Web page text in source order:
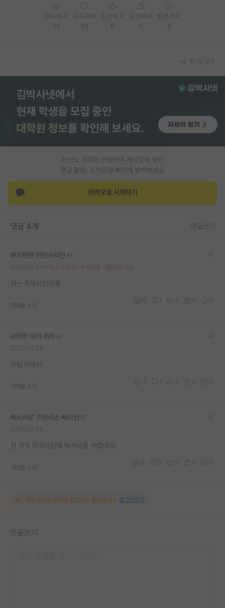
임용 후기 게시판
PI 전용 게시판
인문사회 계열 게시판
특수/전문대학원 게시판
반도체/AI 게시판
장학금/장학생 게시판
홍보 게시판
이벤트
반도체 아카데미
카카오 계정과 연동하여 게시글에 달린
댓글 알람, 소식등을 빠르게 받아보세요
카카오로 시작하기
댓글 4개 댓글쓰기
부지런한 아인슈타인
누적 신고가 20개 이상인 사용자입니다.
저는 최박사인데욤
대댓글 쓰기
공허한 마리 퀴리
아임 리박사
대댓글 쓰기
쑥스러운 프랜시스 베이컨
전 아직 이석사인데 박사님들 부럽네요!
대댓글 쓰기
해당 댓글을 보려면 로그인이 필요합니다. 로그인하기
댓글쓰기